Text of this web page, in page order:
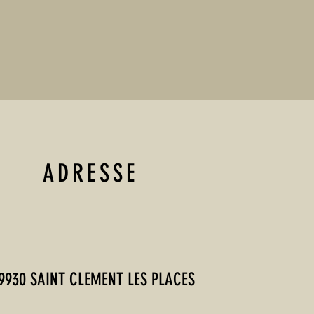
ADRESSE
SAINT CLEMENT LES PLACES